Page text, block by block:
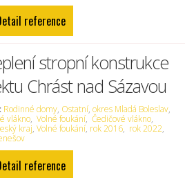
reference
stropní konstrukce
Chrást nad Sázavou
Rodinné domy, Ostatní,okres Mladá Boleslav,
vlákno, Volné foukání, Čedičové vlákno,
kraj,Volné foukání, rok 2016, rok 2022,
reference